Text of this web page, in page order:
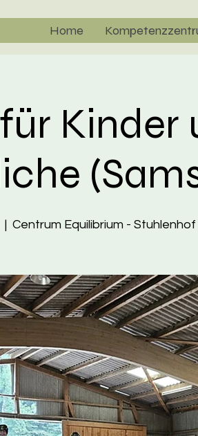
Home
Kinder
|
Centrum Equilibrium - Stuhlenhof